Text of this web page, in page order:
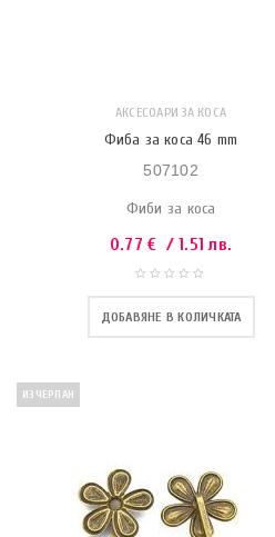
АКСЕСОАРИ ЗА КОСА
Фиба за коса 46 mm
507102
Фиби за коса
0.77€ / 1.51 лв.
ДОБАВЯНЕ В КОЛИЧКАТА
ИЗЧЕРПАН